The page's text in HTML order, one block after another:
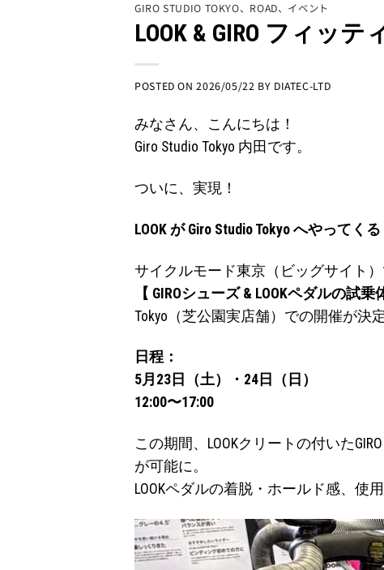
GIRO STUDIO TOKYO、 ROAD、 イベント
LOOK & GIRO フィッ
POSTED ON2026/05/22 BY DIATEC-LTD
みなさん、こんにちは！
Giro Studio Tokyo 内田です。
ついに、実現！
LOOK が Giro Studio Tokyo へやってくる
サイクルモード東京（ビッグサイト
【 GIROシューズ & LOOKペダルの試乗
Tokyo（芝公園実店舗）での開催が決
日程：
5月23日（土）・24日（日）
12:00〜17:00
この期間、LOOKクリートの付いた
が可能に。
LOOKペダルの着脱・ホールド感、使